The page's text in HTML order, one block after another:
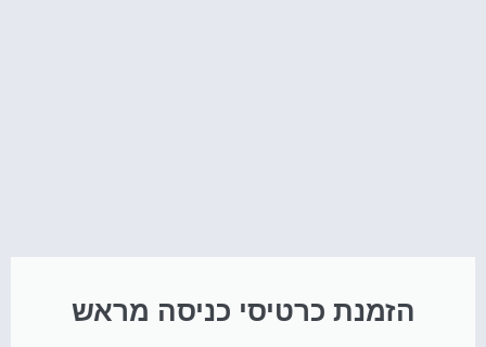
הזמנת כרטיסי כניסה מראש